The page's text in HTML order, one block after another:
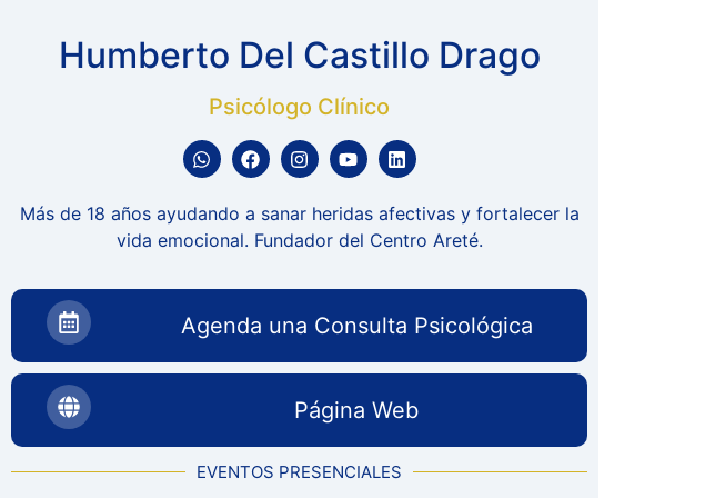
Humberto Del Castillo Drago
Psicólogo Clínico
Más de 18 años ayudando a sanar heridas afectivas y fortalecer la
vida emocional. Fundador del Centro Areté.
Agenda una Consulta Psicológica
Página Web
EVENTOS PRESENCIALES